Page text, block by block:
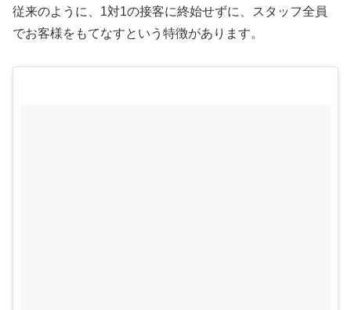
従来のように、1対1の接客に終始せずに、スタッフ全員
でお客様をもてなすという特徴があります。